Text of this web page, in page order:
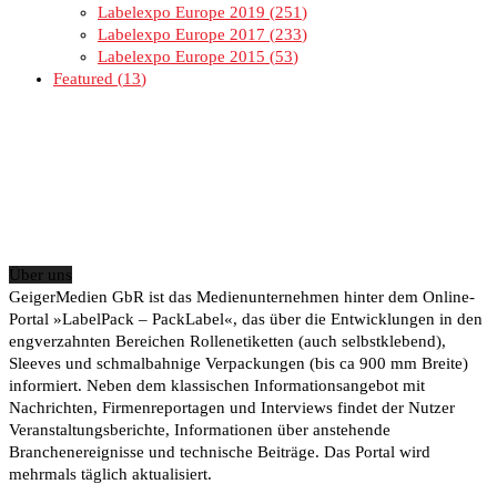
Labelexpo Europe 2019
251
Labelexpo Europe 2017
233
Labelexpo Europe 2015
53
Featured
13
Über uns
GeigerMedien GbR ist das Medienunternehmen hinter dem Online-
Portal »LabelPack – PackLabel«, das über die Entwicklungen in den
engverzahnten Bereichen Rollenetiketten (auch selbstklebend),
Sleeves und schmalbahnige Verpackungen (bis ca 900 mm Breite)
informiert. Neben dem klassischen Informationsangebot mit
Nachrichten, Firmenreportagen und Interviews findet der Nutzer
Veranstaltungsberichte, Informationen über anstehende
Branchenereignisse und technische Beiträge. Das Portal wird
mehrmals täglich aktualisiert.